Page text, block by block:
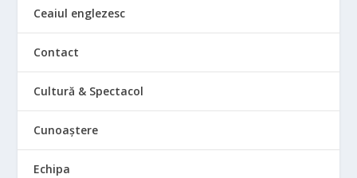
Ceaiul englezesc
Contact
Cultură & Spectacol
Cunoaștere
Echipa